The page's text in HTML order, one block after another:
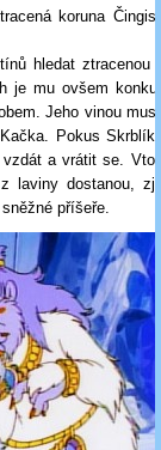
koruna
hledat ztracenou
je mu ovšem
Jeho vinou
Pokus
vzdát a vrátit se.
laviny dostanou,
příšeře.